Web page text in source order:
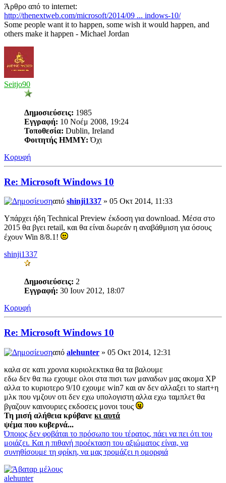
Άρθρο από το internet:
http://thenextweb.com/microsoft/2014/09 ... indows-10/
Some people want it to happen, some wish it would happen, and
others make it happen - Michael Jordan
Seitjo90
Δημοσιεύσεις: 1985
Εγγραφή: 10 Νοέμ 2008, 19:24
Τοποθεσία: Dublin, Ireland
Φοιτητής ΗΜΜΥ: Όχι
Κορυφή
Re: Microsoft Windows 10
από shinji1337 » 05 Οκτ 2014, 11:33
Υπάρχει ήδη Technical Preview έκδοση για download. Μέσα στο
2015 θα βγει retail, και θα είναι δωρεάν η αναβάθμιση για όσους
έχουν Win 8/8.1!
shinji1337
Δημοσιεύσεις: 2
Εγγραφή: 30 Ιουν 2012, 18:07
Κορυφή
Re: Microsoft Windows 10
από alehunter » 05 Οκτ 2014, 12:31
καλα σε κατι χρονια κυριολεκτικα θα τα βαλουμε
εδω δεν θα πω εχουμε ολοι στα πισι των μαναδων μας ακομα XP
αλλα το κυριοτερο 9/10 εχουμε win7 και αν δεν αλλαξει το start+η
μλκ που νμζουν οτι δεν εχω υπολογιστη αλλα εχω ταμπλετ θα
βγαζουν καινουριες εκδοσεις μονοι τους
Τη μισή αλήθεια κρύβανε κι αυτά
ψέμα που κυβερνά...
Όποιος δεν φοβάται το πρόσωπο του τέρατος, πάει να πει ότι του
μοιάζει. Και η πιθανή προέκταση του αξιώματος είναι, να
συνηθίσουμε τη φρίκη, να μας τρομάζει η ομορφιά
alehunter